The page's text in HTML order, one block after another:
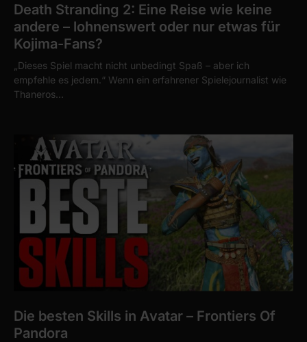
Death Stranding 2: Eine Reise wie keine
andere – lohnenswert oder nur etwas für
Kojima-Fans?
„Dieses Spiel macht nicht unbedingt Spaß – aber ich
empfehle es jedem.“ Wenn ein erfahrener Spielejournalist wie
Thaneros…
Die besten Skills in Avatar – Frontiers Of
Pandora